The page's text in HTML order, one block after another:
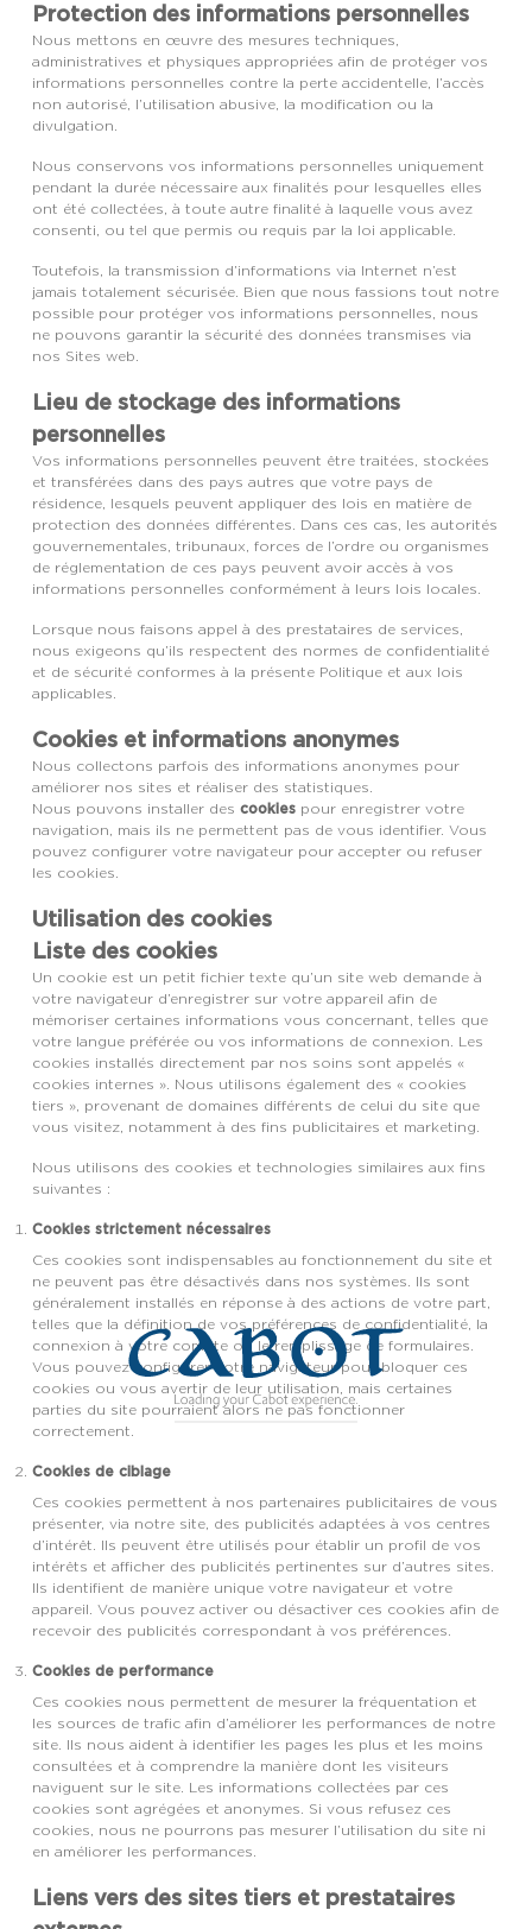
Protection des informations personnelles
Nous mettons en œuvre des mesures techniques,
administratives et physiques appropriées afin de protéger vos
informations personnelles contre la perte accidentelle, l’accès
non autorisé, l’utilisation abusive, la modification ou la
divulgation.
Nous conservons vos informations personnelles uniquement
pendant la durée nécessaire aux finalités pour lesquelles elles
ont été collectées, à toute autre finalité à laquelle vous avez
consenti, ou tel que permis ou requis par la loi applicable.
Toutefois, la transmission d’informations via Internet n’est
jamais totalement sécurisée. Bien que nous fassions tout notre
possible pour protéger vos informations personnelles, nous
ne pouvons garantir la sécurité des données transmises via
nos Sites web.
Lieu de stockage des informations
personnelles
Vos informations personnelles peuvent être traitées, stockées
et transférées dans des pays autres que votre pays de
résidence, lesquels peuvent appliquer des lois en matière de
protection des données différentes. Dans ces cas, les autorités
gouvernementales, tribunaux, forces de l’ordre ou organismes
de réglementation de ces pays peuvent avoir accès à vos
informations personnelles conformément à leurs lois locales.
Lorsque nous faisons appel à des prestataires de services,
nous exigeons qu’ils respectent des normes de confidentialité
et de sécurité conformes à la présente Politique et aux lois
applicables.
Cookies et informations anonymes
Nous collectons parfois des informations anonymes pour
améliorer nos sites et réaliser des statistiques.
Nous pouvons installer des cookies pour enregistrer votre
navigation, mais ils ne permettent pas de vous identifier. Vous
pouvez configurer votre navigateur pour accepter ou refuser
les cookies.
Utilisation des cookies
Liste des cookies
Un cookie est un petit fichier texte qu’un site web demande à
votre navigateur d’enregistrer sur votre appareil afin de
mémoriser certaines informations vous concernant, telles que
votre langue préférée ou vos informations de connexion. Les
cookies installés directement par nos soins sont appelés «
cookies internes ». Nous utilisons également des « cookies
tiers », provenant de domaines différents de celui du site que
vous visitez, notamment à des fins publicitaires et marketing.
Nous utilisons des cookies et technologies similaires aux fins
suivantes :
Cookies strictement nécessaires
Ces cookies sont indispensables au fonctionnement du site et
ne peuvent pas être désactivés dans nos systèmes. Ils sont
généralement installés en réponse à des actions de votre part,
telles que la définition de vos préférences de confidentialité, la
connexion à votre compte ou le remplissage de formulaires.
Vous pouvez configurer votre navigateur pour bloquer ces
cookies ou vous avertir de leur utilisation, mais certaines
parties du site pourraient alors ne pas fonctionner
correctement.
Cookies de ciblage
Ces cookies permettent à nos partenaires publicitaires de vous
présenter, via notre site, des publicités adaptées à vos centres
d’intérêt. Ils peuvent être utilisés pour établir un profil de vos
intérêts et afficher des publicités pertinentes sur d’autres sites.
Ils identifient de manière unique votre navigateur et votre
appareil. Vous pouvez activer ou désactiver ces cookies afin de
recevoir des publicités correspondant à vos préférences.
Cookies de performance
Ces cookies nous permettent de mesurer la fréquentation et
les sources de trafic afin d’améliorer les performances de notre
site. Ils nous aident à identifier les pages les plus et les moins
consultées et à comprendre la manière dont les visiteurs
naviguent sur le site. Les informations collectées par ces
cookies sont agrégées et anonymes. Si vous refusez ces
cookies, nous ne pourrons pas mesurer l’utilisation du site ni
en améliorer les performances.
Liens vers des sites tiers et prestataires